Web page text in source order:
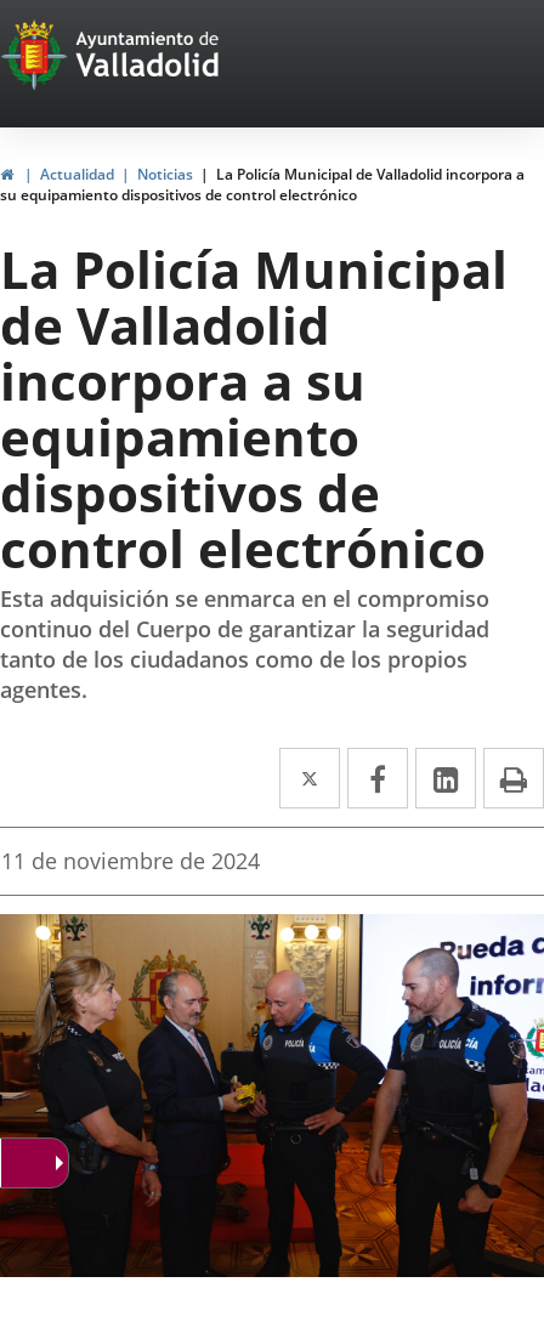
Portal
Web
del
Ayuntamiento
de
Valladolid
InicioActualidad Noticias
La Policía Municipal de Valladolid incorpora a
su equipamiento dispositivos de control electrónico
La Policía Municipal
de Valladolid
incorpora a su
equipamiento
dispositivos de
control electrónico
Esta adquisición se enmarca en el compromiso
continuo del Cuerpo de garantizar la seguridad
tanto de los ciudadanos como de los propios
agentes.
Twitter
Enlace
a
aplicación
externa.
Facebook
Enlace
a
aplicación
externa.
Enlace
a
Fecha
la
noticia
11 de noviembre de 2024